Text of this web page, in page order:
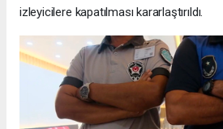
izleyicilere kapatılması kararlaştırıldı.